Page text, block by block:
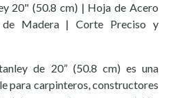
20" (50.8 cm) | Hoja de Acero
de Madera | Corte Preciso y
de 20” (50.8 cm) es una
para carpinteros, constructores